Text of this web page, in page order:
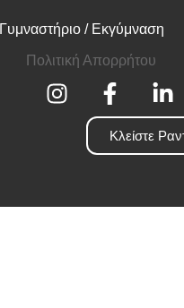
Γυμναστήριο / Εκγύμναση
Πολιτική Απορρήτου
Κλείστε